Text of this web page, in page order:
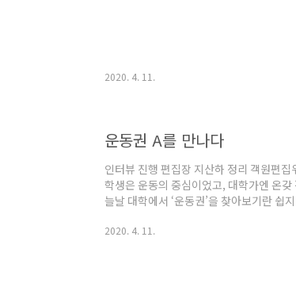
2020. 4. 11.
운동권 A를 만나다
인터뷰 진행 편집장 지산하 정리 객원편
학생은 운동의 중심이었고, 대학가엔 온
늘날 대학에서 ‘운동권’을 찾아보기란 쉽
다. 일부는 ‘정치적 이슈를 학내로 끌어온
2020. 4. 11.